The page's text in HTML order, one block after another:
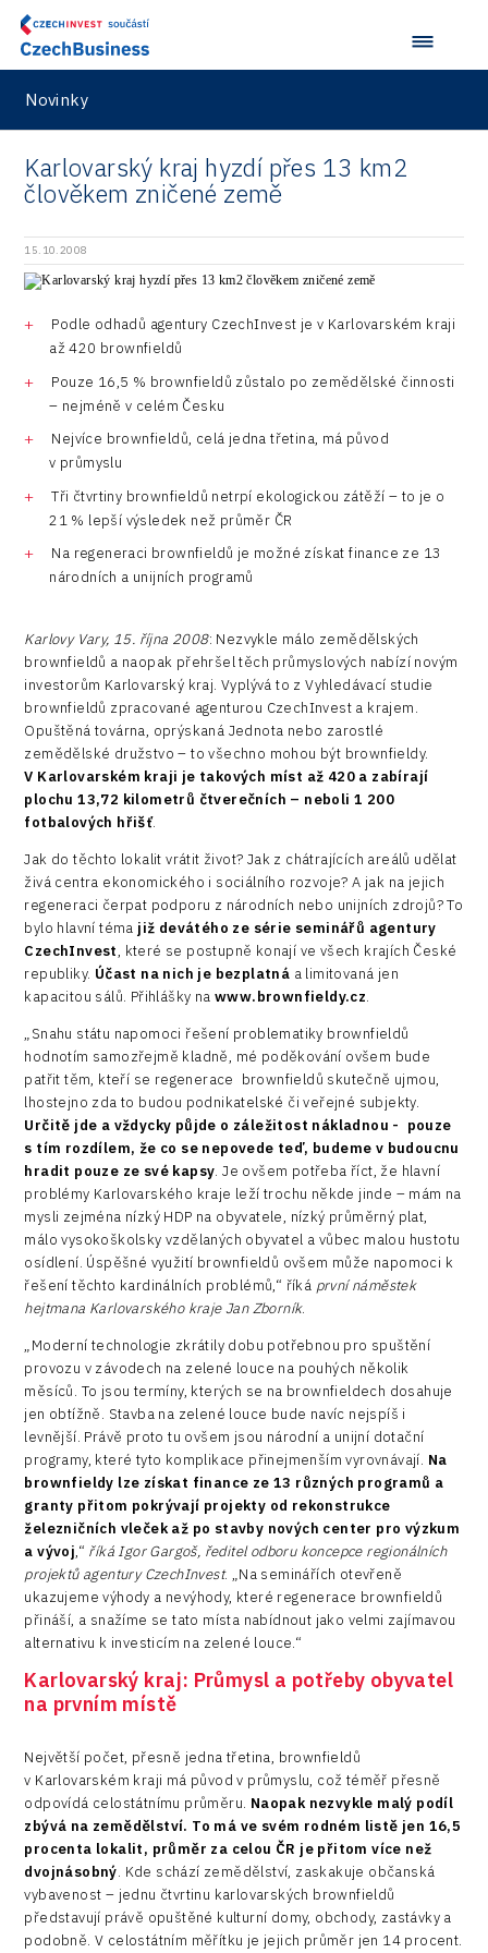
Novinky
Karlovarský kraj hyzdí přes 13 km2
člověkem zničené země
15.10.2008
Podle odhadů agentury CzechInvest je v Karlovarském kraji
až 420 brownfieldů
Pouze 16,5 % brownfieldů zůstalo po zemědělské činnosti
– nejméně v celém Česku
Nejvíce brownfieldů, celá jedna třetina, má původ
v průmyslu
Tři čtvrtiny brownfieldů netrpí ekologickou zátěží – to je o
21 % lepší výsledek než průměr ČR
Na regeneraci brownfieldů je možné získat finance ze 13
národních a unijních programů
Karlovy Vary, 15. října 2008: Nezvykle málo zemědělských
brownfieldů a naopak přehršel těch průmyslových nabízí novým
investorům Karlovarský kraj. Vyplývá to z Vyhledávací studie
brownfieldů zpracované agenturou CzechInvest a krajem.
Opuštěná továrna, oprýskaná Jednota nebo zarostlé
zemědělské družstvo – to všechno mohou být brownfieldy.
V Karlovarském kraji je takových míst až 420 a zabírají
plochu 13,72 kilometrů čtverečních – neboli 1 200
fotbalových hřišť.
Jak do těchto lokalit vrátit život? Jak z chátrajících areálů udělat
živá centra ekonomického i sociálního rozvoje? A jak na jejich
regeneraci čerpat podporu z národních nebo unijních zdrojů? To
bylo hlavní téma již devátého ze série seminářů agentury
CzechInvest, které se postupně konají ve všech krajích České
republiky. Účast na nich je bezplatná a limitovaná jen
kapacitou sálů. Přihlášky na www.brownfieldy.cz.
„Snahu státu napomoci řešení problematiky brownfieldů
hodnotím samozřejmě kladně, mé poděkování ovšem bude
patřit těm, kteří se regenerace brownfieldů skutečně ujmou,
lhostejno zda to budou podnikatelské či veřejné subjekty.
Určitě jde a vždycky půjde o záležitost nákladnou - pouze
s tím rozdílem, že co se nepovede teď, budeme v budoucnu
hradit pouze ze své kapsy. Je ovšem potřeba říct, že hlavní
problémy Karlovarského kraje leží trochu někde jinde – mám na
mysli zejména nízký HDP na obyvatele, nízký průměrný plat,
málo vysokoškolsky vzdělaných obyvatel a vůbec malou hustotu
osídlení. Úspěšné využití brownfieldů ovšem může napomoci k
řešení těchto kardinálních problémů,“ říká první náměstek
hejtmana Karlovarského kraje Jan Zborník.
„Moderní technologie zkrátily dobu potřebnou pro spuštění
provozu v závodech na zelené louce na pouhých několik
měsíců. To jsou termíny, kterých se na brownfieldech dosahuje
jen obtížně. Stavba na zelené louce bude navíc nejspíš i
levnější. Právě proto tu ovšem jsou národní a unijní dotační
programy, které tyto komplikace přinejmenším vyrovnávají. Na
brownfieldy lze získat finance ze 13 různých programů a
granty přitom pokrývají projekty od rekonstrukce
železničních vleček až po stavby nových center pro výzkum
a vývoj,“ říká Igor Gargoš, ředitel odboru koncepce regionálních
projektů agentury CzechInvest. „Na seminářích otevřeně
ukazujeme výhody a nevýhody, které regenerace brownfieldů
přináší, a snažíme se tato místa nabídnout jako velmi zajímavou
alternativu k investicím na zelené louce.“
Karlovarský kraj: Průmysl a potřeby obyvatel
na prvním místě
Největší počet, přesně jedna třetina, brownfieldů
v Karlovarském kraji má původ v průmyslu, což téměř přesně
odpovídá celostátnímu průměru. Naopak nezvykle malý podíl
zbývá na zemědělství. To má ve svém rodném listě jen 16,5
procenta lokalit, průměr za celou ČR je přitom více než
dvojnásobný. Kde schází zemědělství, zaskakuje občanská
vybavenost – jednu čtvrtinu karlovarských brownfieldů
představují právě opuštěné kulturní domy, obchody, zastávky a
podobně. V celostátním měřítku je jejich průměr jen 14 procent.